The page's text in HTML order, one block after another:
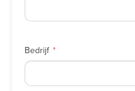
Bedrijf